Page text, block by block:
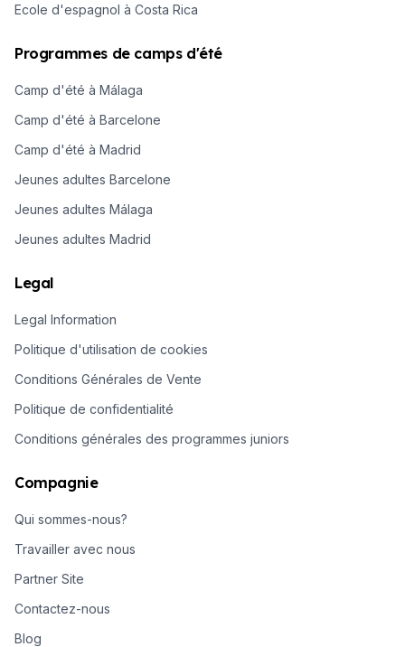
Ecole d'espagnol à Costa Rica
Programmes de camps d'été
Camp d'été à Málaga
Camp d'été à Barcelone
Camp d'été à Madrid
Jeunes adultes Barcelone
Jeunes adultes Málaga
Jeunes adultes Madrid
Legal
Legal Information
Politique d'utilisation de cookies
Conditions Générales de Vente
Politique de confidentialité
Conditions générales des programmes juniors
Compagnie
Qui sommes-nous?
Travailler avec nous
Partner Site
Contactez-nous
Blog